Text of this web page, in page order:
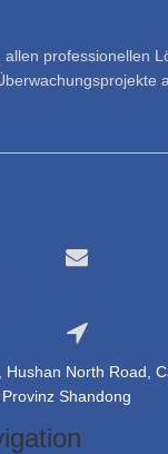
professionellen
North Road,
Shandong